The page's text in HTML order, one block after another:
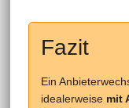
Fazit
Ein
idealerweise mit